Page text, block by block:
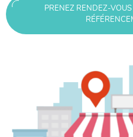
PRENEZ RENDEZ-